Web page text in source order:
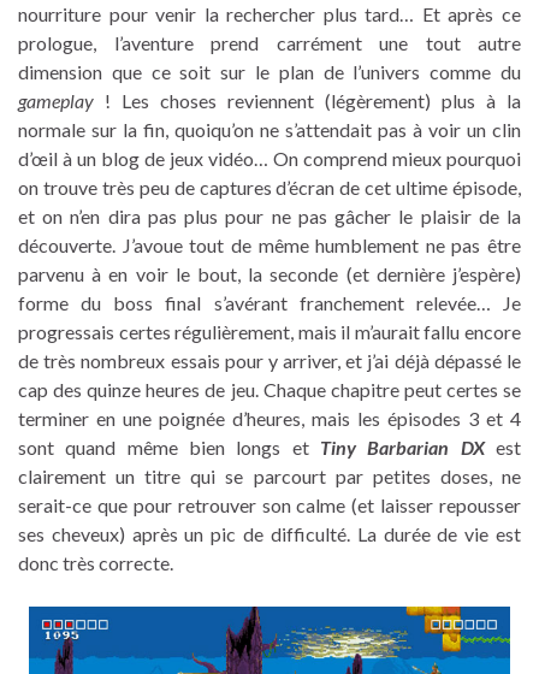
nourriture pour venir la rechercher plus tard… Et après ce
prologue, l’aventure prend carrément une tout autre
dimension que ce soit sur le plan de l’univers comme du
gameplay ! Les choses reviennent (légèrement) plus à la
normale sur la fin, quoiqu’on ne s’attendait pas à voir un clin
d’œil à un blog de jeux vidéo… On comprend mieux pourquoi
on trouve très peu de captures d’écran de cet ultime épisode,
et on n’en dira pas plus pour ne pas gâcher le plaisir de la
découverte. J’avoue tout de même humblement ne pas être
parvenu à en voir le bout, la seconde (et dernière j’espère)
forme du boss final s’avérant franchement relevée… Je
progressais certes régulièrement, mais il m’aurait fallu encore
de très nombreux essais pour y arriver, et j’ai déjà dépassé le
cap des quinze heures de jeu. Chaque chapitre peut certes se
terminer en une poignée d’heures, mais les épisodes 3 et 4
sont quand même bien longs et Tiny Barbarian DXest
clairement un titre qui se parcourt par petites doses, ne
serait-ce que pour retrouver son calme (et laisser repousser
ses cheveux) après un pic de difficulté. La durée de vie est
donc très correcte.